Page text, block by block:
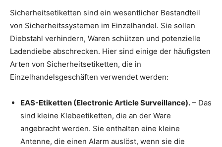
Sicherheitsetiketten sind ein wesentlicher Bestandteil
von Sicherheitssystemen im Einzelhandel. Sie sollen
Diebstahl verhindern, Waren schützen und potenzielle
Ladendiebe abschrecken. Hier sind einige der häufigsten
Arten von Sicherheitsetiketten, die in
Einzelhandelsgeschäften verwendet werden:
EAS-Etiketten (Electronic Article Surveillance). – Das
sind kleine Klebeetiketten, die an der Ware
angebracht werden. Sie enthalten eine kleine
Antenne, die einen Alarm auslöst, wenn sie die